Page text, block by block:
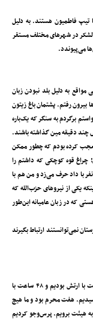
تیپ فاطمیون هستند. به ‌دلیل
لشکر در شهرهای مختلف مستقر
می‌پیوندد.
به‌ دلیل بلد نبودن زبان
رفتم. پشتمان باغ زیتون
برگردم به سنگر که یک‌باره
دقیقه مین گذاشته باشند.
کرده بودم که چطور ممکن
قوه کوچکی که داشتم را
با داد حرف می‌زد و من هم با
یکی از نیروهای حزب‌الله که
که در زبان عامیانه این‌طور
نمی‌توانستند ارتباط بگیرند
محرم دو سال پیش بود. ما ۲۴ ـ ۴۸ کار می‌کردیم. یعنی ۲۴ ساعت با ارتش بودیم و ۴۸ ساعت با
رسیدیم. هفت محرم بود و ما هیچ
به هیئت برویم. پرس‌وجو کردیم